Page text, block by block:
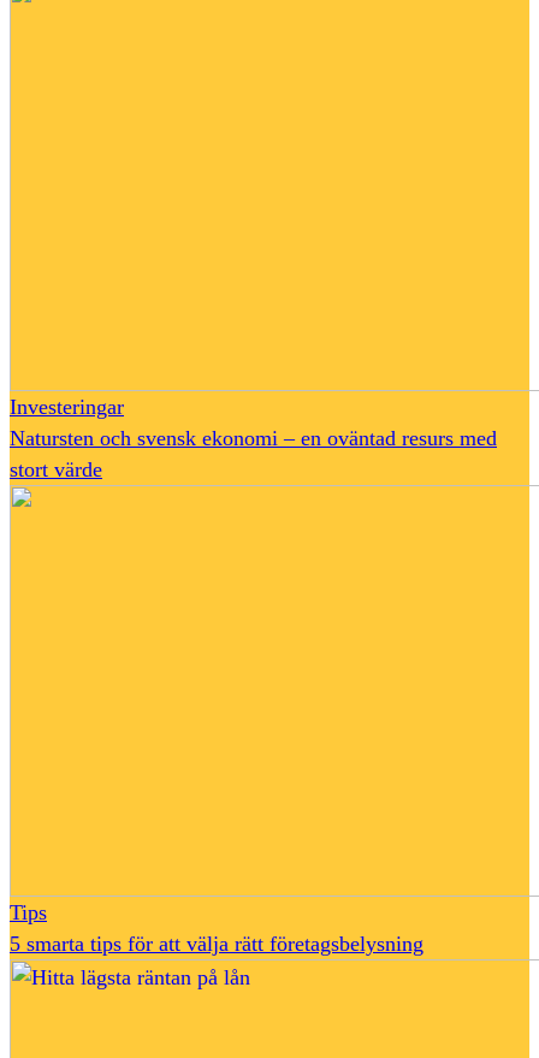
Investeringar
Natursten och svensk ekonomi – en oväntad resurs med
stort värde
Tips
5 smarta tips för att välja rätt företagsbelysning